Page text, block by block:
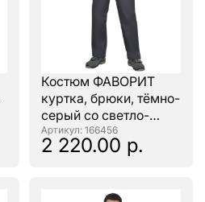
Костюм ФАВОРИТ
куртка, брюки, тёмно-
серый со светло-
серым и красным
: 166456
2 220.00 р.